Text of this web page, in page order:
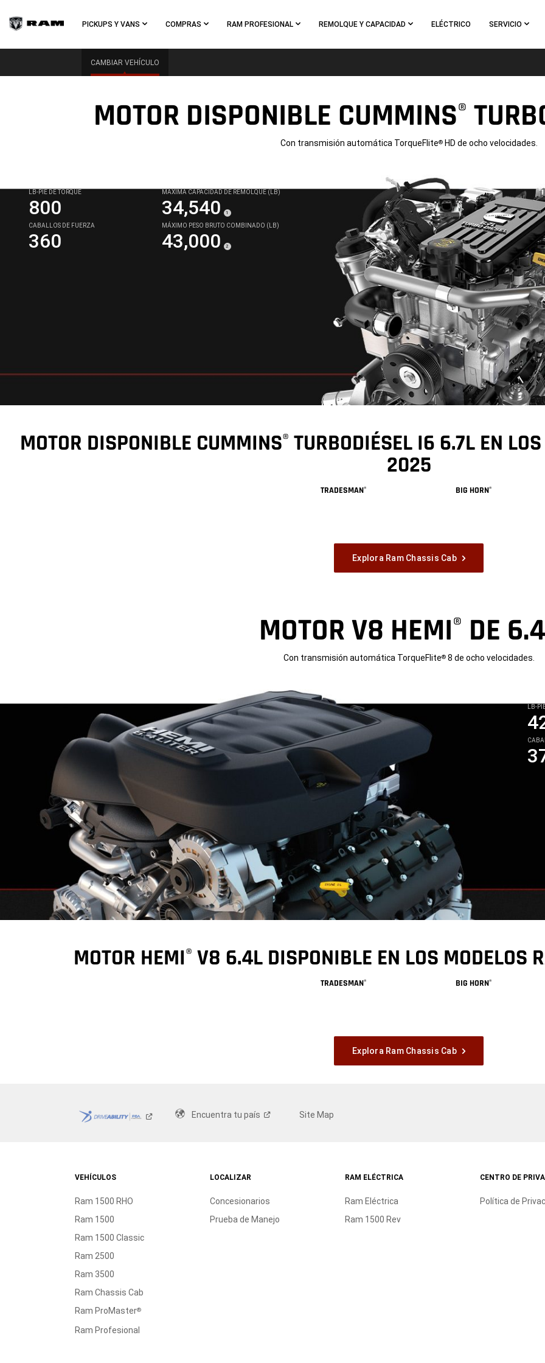
Main
PICKUPS Y VANS COMPRAS RAM PROFESIONAL REMOLQUE Y CAPACIDAD ELÉCTRICO SERVICIO
CAMBIAR VEHÍCULO
MOTOR DISPONIBLE CUMMINS®
Con transmisión automática TorqueFlite®HD de ocho velocidades.
LB-PIE DE TORQUE
800
MÁXIMA CAPACIDAD DE REMOLQUE (LB)
34,540
(
Disclosure
1
CABALLOS DE FUERZA
360
MÁXIMO PESO BRUTO COMBINADO (LB)
43,000
(
Disclosure
2
MOTOR DISPONIBLE CUMMINS® TURBODIÉSEL I6 6.7L EN
2025
TRADESMAN® BIG HORN®
Explora Ram Chassis Cab
MOTOR V8 HEMI® DE
Con transmisión automática TorqueFlite®8 de ocho velocidades.
LB-
MOTOR HEMI® V8 6.4L DISPONIBLE EN LOS MODELOS
TRADESMAN® BIG HORN®
Explora Ram Chassis Cab
Encuentra tu país Site Map
VEHÍCULOS
Ram 1500 RHO
Ram 1500
Ram 1500 Classic
Ram 2500
Ram 3500
Ram Chassis Cab
Ram ProMaster®
Ram Profesional
LOCALIZAR
Concesionarios
Prueba de Manejo
RAM ELÉCTRICA
Ram Eléctrica
Ram 1500 Rev
CENTRO DE
Política de